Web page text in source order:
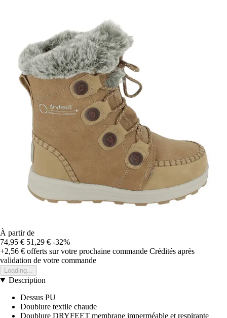
À partir de
74,95 € 51,29 € -32%
+2,56 € offerts sur votre prochaine commande Crédités après
validation de votre commande
Loading...
Description
Dessus PU
Doublure textile chaude
Doublure DRYFEET membrane imperméable et respirante